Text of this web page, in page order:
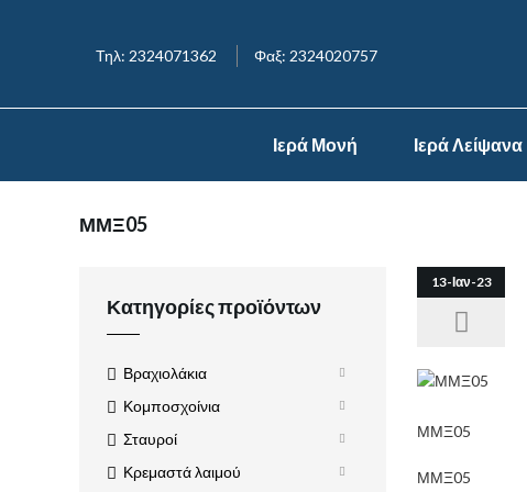
Τηλ: 2324071362 Φαξ: 2324020757
Ιερά Μονή Ιερά Λείψανα
ΜΜΞ05
13-Ιαν-23
ΜΜΞ05
ΜΜΞ05
Κατηγορίες προϊόντων
Βραχιολάκια
Κομποσχοίνια
Σταυροί
Κρεμαστά λαιμού